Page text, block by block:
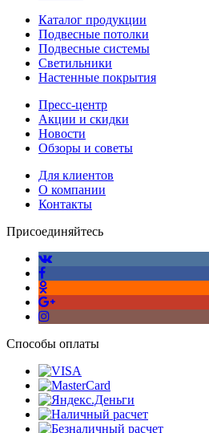
Каталог продукции
Подвесные потолки
Подвесные системы
Светильники
Настенные покрытия
Пресс-центр
Акции и скидки
Новости
Обзоры и советы
Для клиентов
О компании
Контакты
Присоединяйтесь
Способы оплаты